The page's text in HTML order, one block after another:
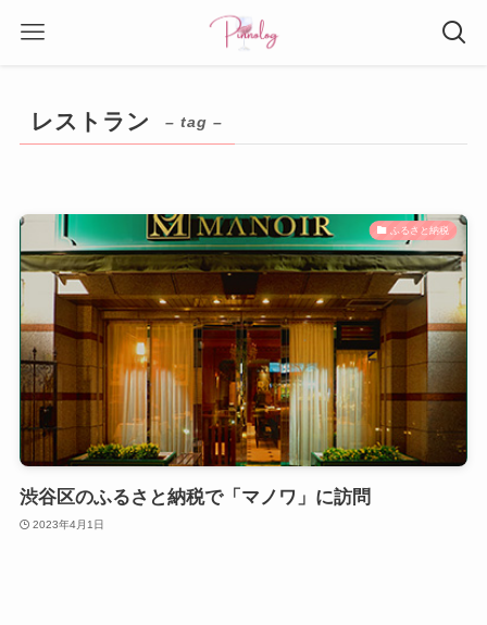
レストラン – tag –
ふるさと納税
渋谷区のふるさと納税で「マノワ」に訪問
2023年4月1日